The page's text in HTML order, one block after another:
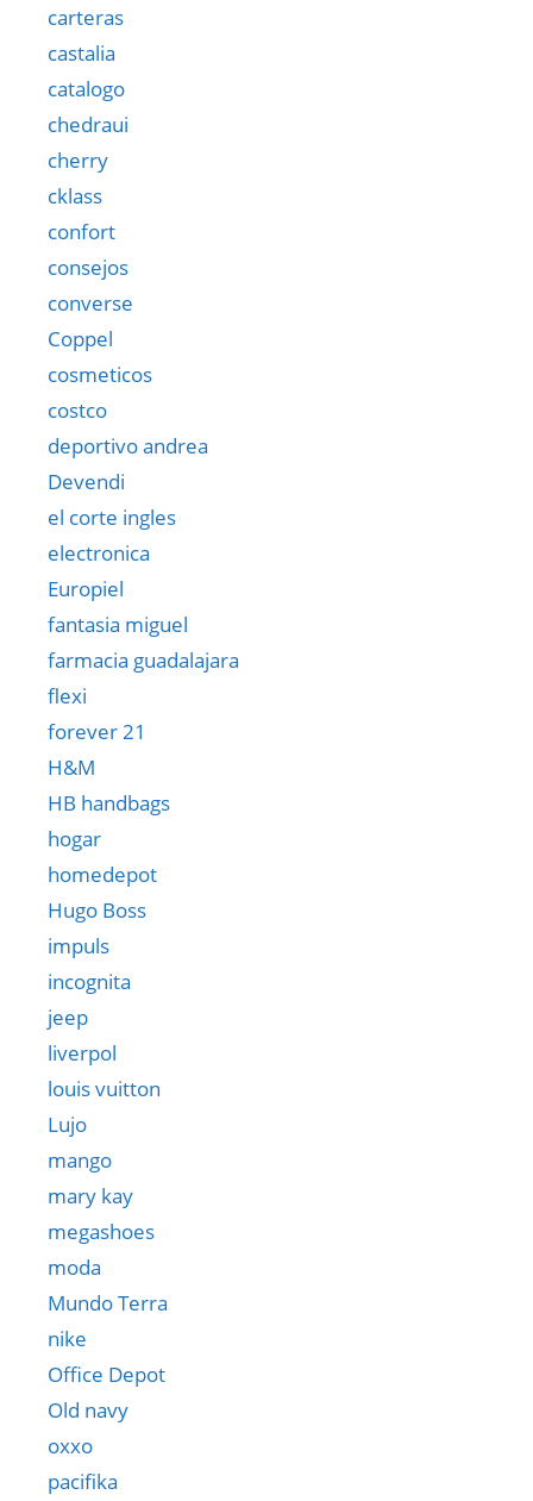
carteras
castalia
catalogo
chedraui
cherry
cklass
confort
consejos
converse
Coppel
cosmeticos
costco
deportivo andrea
Devendi
el corte ingles
electronica
Europiel
fantasia miguel
farmacia guadalajara
flexi
forever 21
H&M
HB handbags
hogar
homedepot
Hugo Boss
impuls
incognita
jeep
liverpol
louis vuitton
Lujo
mango
mary kay
megashoes
moda
Mundo Terra
nike
Office Depot
Old navy
oxxo
pacifika